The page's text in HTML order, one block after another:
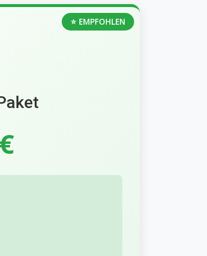
⭐ EMPFOHLEN